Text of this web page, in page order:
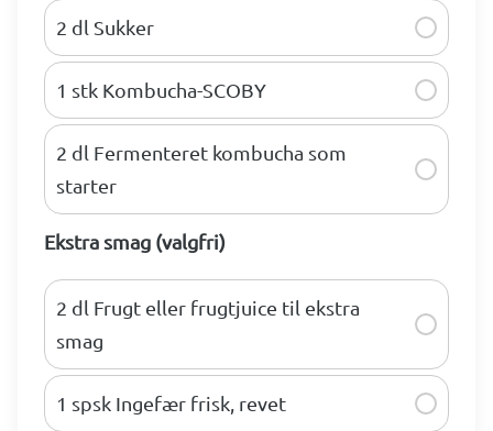
2 dl Sukker
1 stk Kombucha-SCOBY
2 dl Fermenteret kombucha som
starter
Ekstra smag (valgfri)
2 dl Frugt eller frugtjuice til ekstra
smag
1 spsk Ingefær frisk, revet